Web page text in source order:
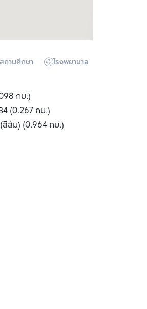
ถานศึกษา โรงพยาบาล
กม.)
(0.267 กม.)
สีส้ม) (0.964 กม.)